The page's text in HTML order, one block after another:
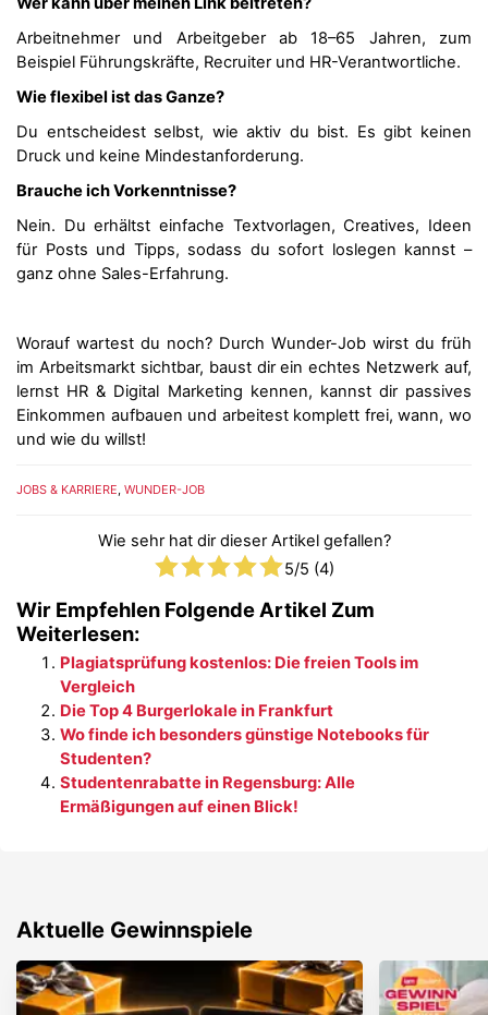
Arbeitnehmer und Arbeitgeber ab 18–65 Jahren, zum
Beispiel Führungskräfte, Recruiter und HR-Verantwortliche.
Wie flexibel ist das Ganze?
Du entscheidest selbst, wie aktiv du bist. Es gibt keinen
Druck und keine Mindestanforderung.
Brauche ich Vorkenntnisse?
Nein. Du erhältst einfache Textvorlagen, Creatives, Ideen
für Posts und Tipps, sodass du sofort loslegen kannst –
ganz ohne Sales-Erfahrung.
Worauf wartest du noch? Durch Wunder-Job wirst du früh
im Arbeitsmarkt sichtbar, baust dir ein echtes Netzwerk auf,
lernst HR & Digital Marketing kennen, kannst dir passives
Einkommen aufbauen und arbeitest komplett frei, wann, wo
und wie du willst!
JOBS & KARRIERE, WUNDER-JOB
Wie sehr hat dir dieser Artikel gefallen?
5/5 (4)
Wir Empfehlen Folgende Artikel Zum
Weiterlesen:
Plagiatsprüfung kostenlos: Die freien Tools im
Vergleich
Die Top 4 Burgerlokale in Frankfurt
Wo finde ich besonders günstige Notebooks für
Studenten?
Studentenrabatte in Regensburg: Alle
Ermäßigungen auf einen Blick!
Aktuelle Gewinnspiele